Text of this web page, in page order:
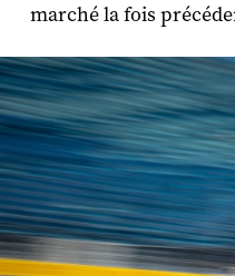
marché la fois